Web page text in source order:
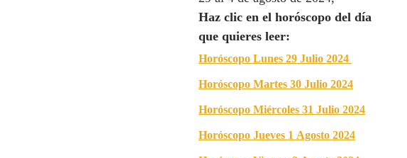
Haz clic en el horóscopo del día
que quieres leer:
Horóscopo Lunes 29 Julio 2024
Horóscopo Martes 30 Julio 2024
Horóscopo Miércoles 31 Julio 2024
Horóscopo Jueves 1 Agosto 2024